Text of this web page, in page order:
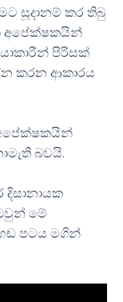
සූදානම් කර තිබු
අපේක්ෂකයින්
පිරිසක්
කරන ආකාරය
බවයි.
මේ
හඬ පටය මගින්